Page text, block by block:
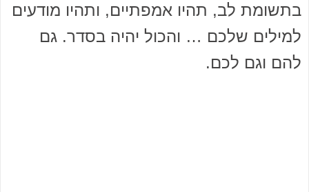
בתשומת לב, תהיו אמפתיים, ותהיו מודעים
למילים שלכם … והכול יהיה בסדר. גם
להם וגם לכם.